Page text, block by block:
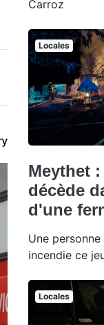
Carroz
Locales
Meythet
décède
d'une
Une
incendie ce
Locales